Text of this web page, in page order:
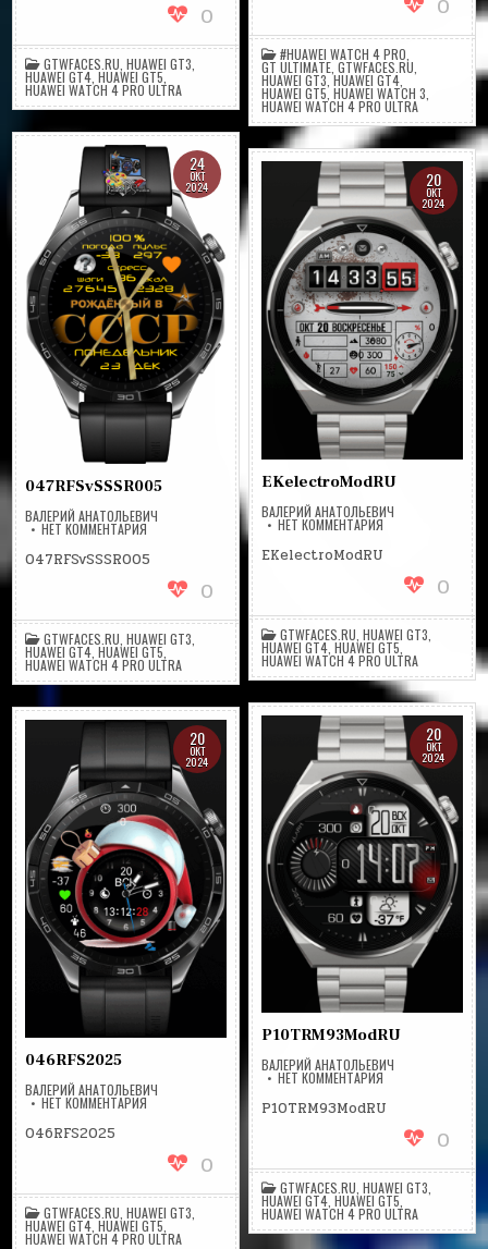
0
#HUAWEI WATCH 4 PRO
GT ULTIMATE ,GTWFACES.RU
HUAWEI GT3 ,HUAWEI GT4
HUAWEI GT5,HUAWEI WATCH 3
HUAWEI WATCH 4 PRO ULTRA
0
GTWFACES.RU ,HUAWEI GT3
HUAWEI GT4 ,HUAWEI GT5
HUAWEI WATCH 4 PRO ULTRA
24
ОКТ
2024
047RFSvSSSR005
ВАЛЕРИЙ АНАТОЛЬЕВИЧ
НЕТ КОММЕНТАРИЯНА
047RFSVSSSR005
047RFSvSSSR005
0
GTWFACES.RU ,HUAWEI GT3
HUAWEI GT4 ,HUAWEI GT5
HUAWEI WATCH 4 PRO ULTRA
20
ОКТ
2024
EKelectroModRU
ВАЛЕРИЙ АНАТОЛЬЕВИЧ
НЕТ КОММЕНТАРИЯНА
EKELECTROMODRU
EKelectroModRU
0
GTWFACES.RU ,HUAWEI GT3
HUAWEI GT4 ,HUAWEI GT5
HUAWEI WATCH 4 PRO ULTRA
20
ОКТ
2024
P10TRM93ModRU
ВАЛЕРИЙ АНАТОЛЬЕВИЧ
НЕТ КОММЕНТАРИЯНА
P10TRM93MODRU
P10TRM93ModRU
0
GTWFACES.RU ,HUAWEI GT3
HUAWEI GT4 ,HUAWEI GT5
HUAWEI WATCH 4 PRO ULTRA
20
ОКТ
2024
046RFS2025
ВАЛЕРИЙ АНАТОЛЬЕВИЧ
НЕТ КОММЕНТАРИЯНА
046RFS2025
0
GTWFACES.RU ,HUAWEI GT3
HUAWEI GT4 ,HUAWEI GT5
HUAWEI WATCH 4 PRO ULTRA